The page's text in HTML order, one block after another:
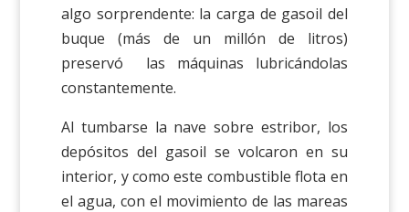
algo sorprendente: la carga de gasoil del
buque (más de un millón de litros)
preservó las máquinas lubricándolas
constantemente.
Al tumbarse la nave sobre estribor, los
depósitos del gasoil se volcaron en su
interior, y como este combustible flota en
el agua, con el movimiento de las mareas